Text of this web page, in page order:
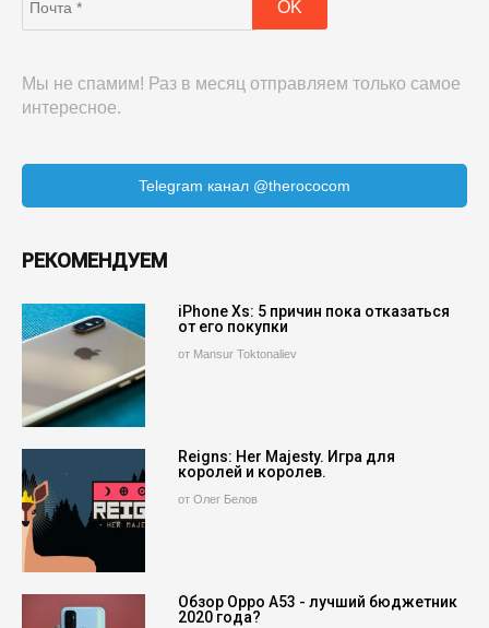
Мы не спамим! Раз в месяц отправляем только самое
интересное.
Telegram канал @therococom
РЕКОМЕНДУЕМ
iPhone Xs: 5 причин пока отказаться
от его покупки
от Mansur Toktonaliev
Reigns: Her Majesty. Игра для
королей и королев.
от Олег Белов
Обзор Oppo A53 - лучший бюджетник
2020 года?